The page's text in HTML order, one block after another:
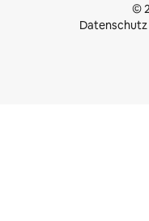
©
Datenschutz